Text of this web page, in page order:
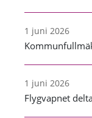
1 juni 2026
1 juni 2026
Flygvapnet